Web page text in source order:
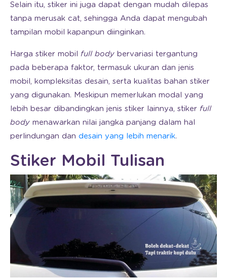
Selain itu, stiker ini juga dapat dengan mudah dilepas
tanpa merusak cat, sehingga Anda dapat mengubah
tampilan mobil kapanpun diinginkan.
Harga stiker mobil full body bervariasi tergantung
pada beberapa faktor, termasuk ukuran dan jenis
mobil, kompleksitas desain, serta kualitas bahan stiker
yang digunakan. Meskipun memerlukan modal yang
lebih besar dibandingkan jenis stiker lainnya, stiker full
body menawarkan nilai jangka panjang dalam hal
perlindungan dan desain yang lebih menarik.
Stiker Mobil Tulisan